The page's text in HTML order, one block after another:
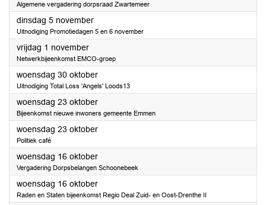
Algemene vergadering dorpsraad Zwartemeer
dinsdag 5 november2024
Uitnodiging Promotiedagen 5 en 6 november
vrijdag 1 november2024
Netwerkbijeenkomst EMCO-groep
woensdag 30 oktober2024
Uitnodiging Total Loss 'Angels' Loods13
woensdag 23 oktober2024
Bijeenkomst nieuwe inwoners gemeente Emmen
woensdag 23 oktober2024
Politiek café
woensdag 16 oktober2024
Vergadering Dorpsbelangen Schoonebeek
woensdag 16 oktober2024
Raden en Staten bijeenkomst Regio Deal Zuid- en Oost-Drenthe II